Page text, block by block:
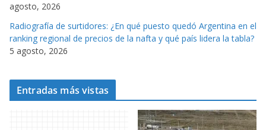
agosto, 2026
Radiografía de surtidores: ¿En qué puesto quedó Argentina en el
ranking regional de precios de la nafta y qué país lidera la tabla?
5 agosto, 2026
Entradas más vistas